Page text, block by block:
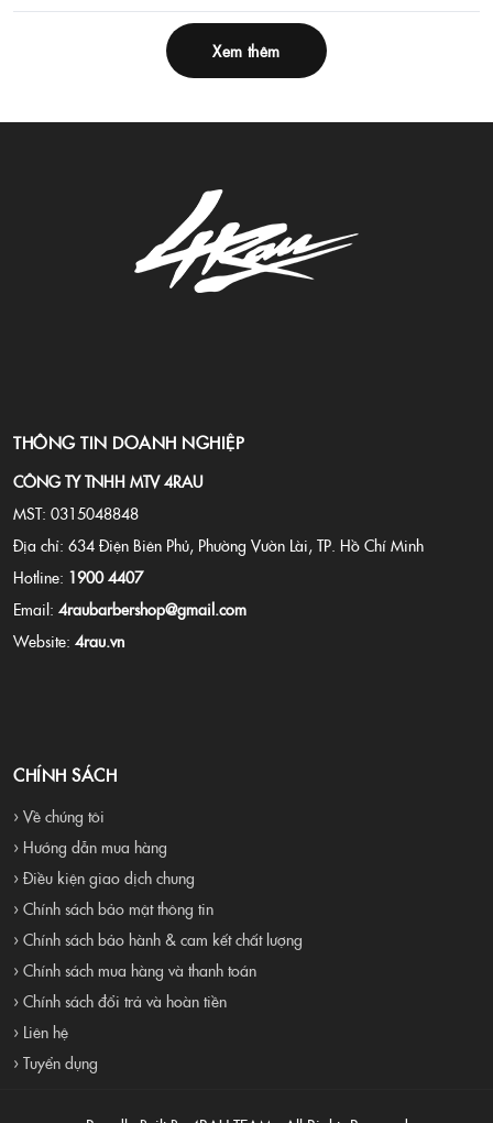
Xem thêm
THÔNG TIN DOANH NGHIỆP
CÔNG TY TNHH MTV 4RAU
MST: 0315048848
Địa chỉ: 634 Điện Biên Phủ, Phường Vườn Lài, TP. Hồ Chí Minh
Hotline: 1900 4407
Email: 4raubarbershop@gmail.com
Website: 4rau.vn
CHÍNH SÁCH
› Về chúng tôi
› Hướng dẫn mua hàng
› Điều kiện giao dịch chung
› Chính sách bảo mật thông tin
› Chính sách bảo hành & cam kết chất lượng
› Chính sách mua hàng và thanh toán
› Chính sách đổi trả và hoàn tiền
› Liên hệ
› Tuyển dụng